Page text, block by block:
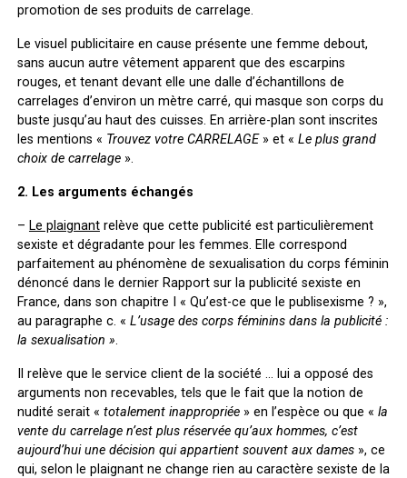
promotion de ses produits de carrelage.
Le visuel publicitaire en cause présente une femme debout,
sans aucun autre vêtement apparent que des escarpins
rouges, et tenant devant elle une dalle d’échantillons de
carrelages d’environ un mètre carré, qui masque son corps du
buste jusqu’au haut des cuisses. En arrière-plan sont inscrites
les mentions « Trouvez votre CARRELAGE» et « Le plus grand
choix de carrelage».
2. Les arguments échangés
– Le plaignantrelève que cette publicité est particulièrement
sexiste et dégradante pour les femmes. Elle correspond
parfaitement au phénomène de sexualisation du corps féminin
dénoncé dans le dernier Rapport sur la publicité sexiste en
France, dans son chapitre I « Qu’est-ce que le publisexisme ? »,
au paragraphe c. « L’usage des corps féminins dans la publicité :
la sexualisation ».
Il relève que le service client de la société … lui a opposé des
arguments non recevables, tels que le fait que la notion de
nudité serait « totalement inappropriée» en l’espèce ou que « la
vente du carrelage n’est plus réservée qu’aux hommes, c’est
aujourd’hui une décision qui appartient souvent aux dames», ce
qui, selon le plaignant ne change rien au caractère sexiste de la